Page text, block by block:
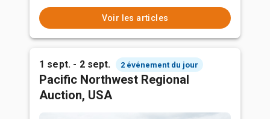
Voir les articles
1 sept. - 2 sept. 2 événement du jour
Pacific Northwest Regional
Auction, USA